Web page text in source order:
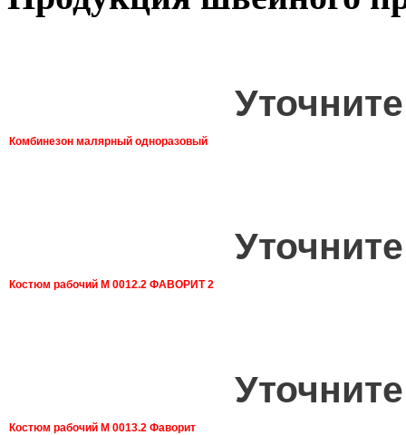
Комбинезон малярный одноразовый
Костюм рабочий М 0012.2 ФАВОРИТ 2
Костюм рабочий М 0013.2 Фаворит